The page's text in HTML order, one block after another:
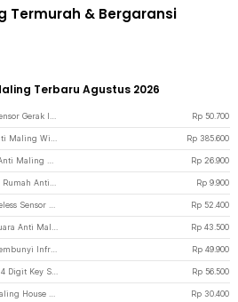
Termurah & Bergaransi
Terbaru Agustus 2026
Rp 50.700
Rp 385.600
Rp 26.900
Rp 9.900
Rp 52.400
Rp 43.500
Rp 49.900
Rp 56.500
Rp 30.400